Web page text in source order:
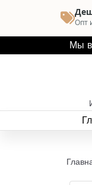
Опт
Мы в